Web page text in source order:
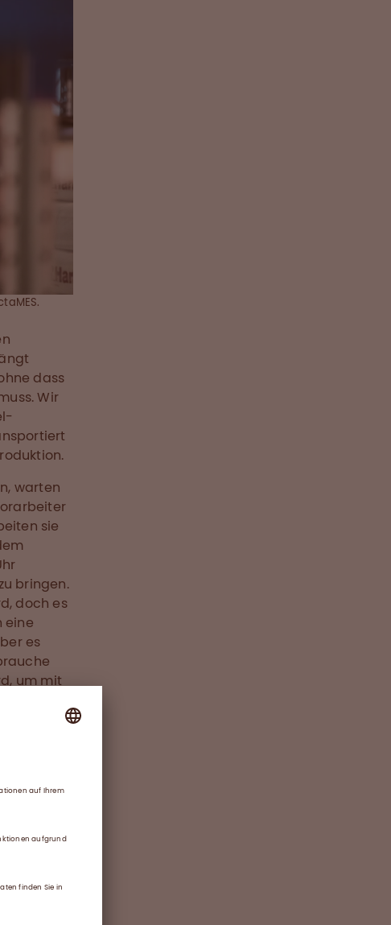
dass
Wir
warten
sie
bringen.
doch es
eine
es
um mit
Diese
für die
für die
regulär